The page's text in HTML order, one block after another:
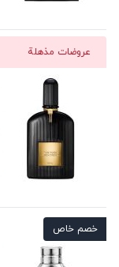
عروضات مذهلة
خصم خاص